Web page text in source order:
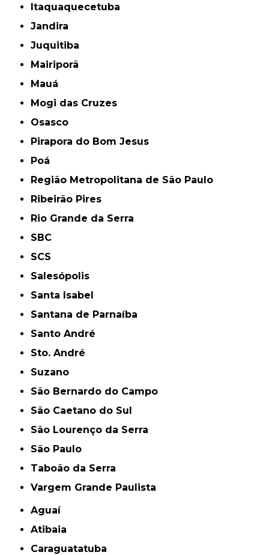
Itaquaquecetuba
Jandira
Juquitiba
Mairiporã
Mauá
Mogi das Cruzes
Osasco
Pirapora do Bom Jesus
Poá
Região Metropolitana de São Paulo
Ribeirão Pires
Rio Grande da Serra
SBC
SCS
Salesópolis
Santa Isabel
Santana de Parnaíba
Santo André
Sto. André
Suzano
São Bernardo do Campo
São Caetano do Sul
São Lourenço da Serra
São Paulo
Taboão da Serra
Vargem Grande Paulista
Aguaí
Atibaia
Caraguatatuba